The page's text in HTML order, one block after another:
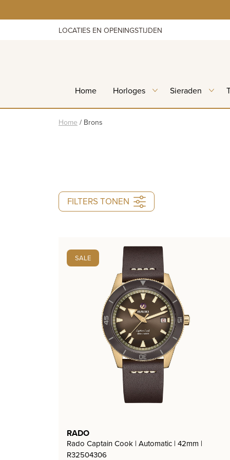
to
LOCATIES EN OPENINGSTIJDEN
Home Horloges Sieraden
Home / Brons
FILTERS TONEN
SALE
RADO
Rado Captain Cook | Automatic | 42mm |
R32504306